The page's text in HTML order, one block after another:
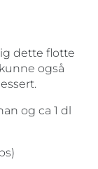
dette flotte
også
og ca 1 dl